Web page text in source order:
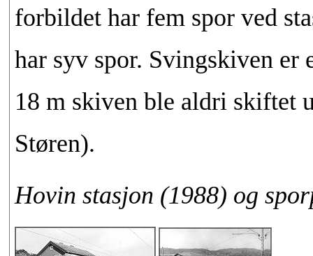
forbildet har fem spor ved
har syv spor. Svingskiven er
18 m skiven ble aldri skiftet
Støren).
Hovin stasjon (1988) og